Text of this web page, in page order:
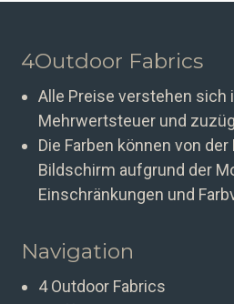
4Outdoor Fabrics
Alle Preise verstehen sich
Mehrwertsteuer und
Die Farben können von
Bildschirm aufgrund der
Einschränkungen und
Navigation
4 Outdoor Fabrics